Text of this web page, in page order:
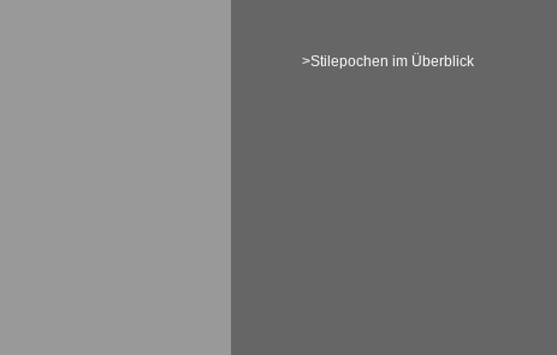
>Stilepochen im Überblick